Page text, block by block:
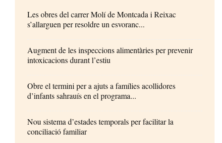
Les obres del carrer Molí de Montcada i Reixac
s’allarguen per resoldre un esvoranc...
Augment de les inspeccions alimentàries per prevenir
intoxicacions durant l’estiu
Obre el termini per a ajuts a famílies acollidores
d’infants sahrauís en el programa...
Nou sistema d’estades temporals per facilitar la
conciliació familiar